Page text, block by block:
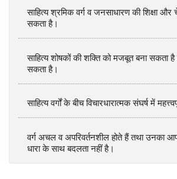
साहित्य श्रमिक वर्ग व जनसाधारण की शिक्षा
सकता है।
साहित्य शोषकों की शक्ति को मजबूत बना सकता
सकता है।
साहित्य वर्गों के बीच विचारधारात्मक संघर्ष में
वर्ग अचल व अपरिवर्तनशील होते हैं तथा उनका
धारा के साथ बदलता नहीं है।